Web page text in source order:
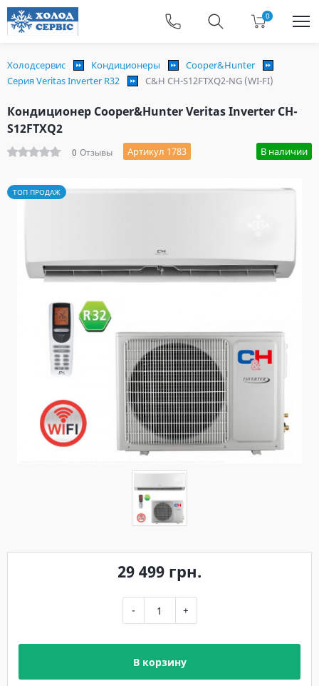
0
Холодсервис Кондиционеры
Cooper&Hunter
Серия Veritas Inverter R32
C&H CH-S12FTXQ2-NG (WI-FI)
Кондиционер Cooper&Hunter Veritas Inverter CH-
S12FTXQ2
0 Отзывы Артикул 1783 В наличии
ТОП ПРОДАЖ
29 499 грн.
- +
В корзину